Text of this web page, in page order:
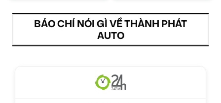
BÁO CHÍ NÓI GÌ VỀ THÀNH PHÁT
AUTO